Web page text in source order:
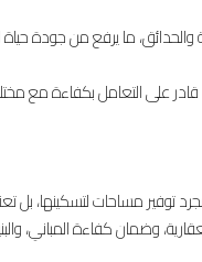
والحدائق، ما يرفع من جودة
على التعامل بكفاءة مع
مساحات لتسكينها، بل
وضمان كفاءة المباني،